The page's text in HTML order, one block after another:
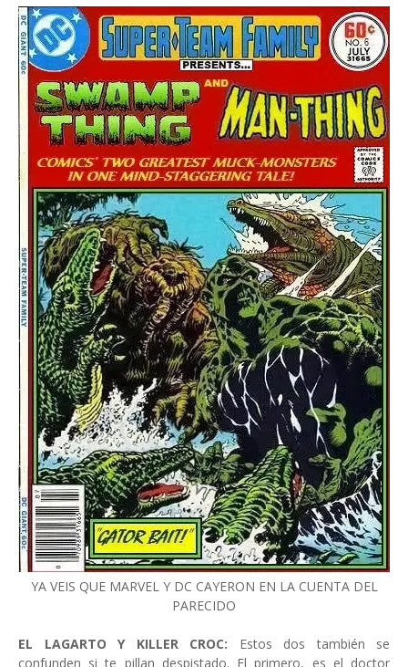
YA VEIS QUE MARVEL Y DC CAYERON EN LA CUENTA DEL
PARECIDO
EL LAGARTO Y KILLER CROC: Estos dos también se
confunden si te pillan despistado. El primero, es el doctor